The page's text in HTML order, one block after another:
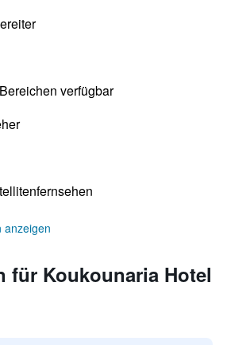
verfügbar
anzeigen
für Koukounaria Hotel